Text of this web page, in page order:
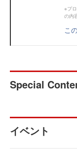
※プ
の内
こ
Special
イベント